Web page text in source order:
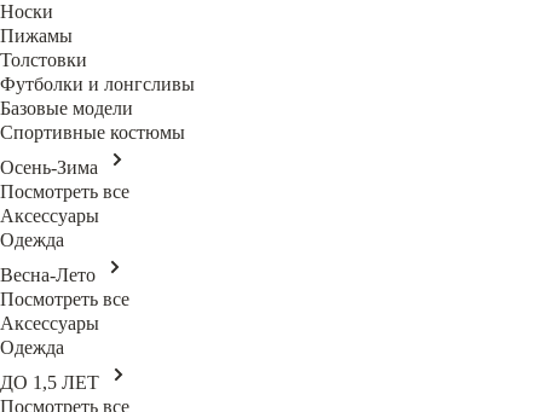
Носки
Пижамы
Толстовки
Футболки и лонгсливы
Базовые модели
Спортивные костюмы
Осень-Зима
Посмотреть все
Аксессуары
Одежда
Весна-Лето
Посмотреть все
Аксессуары
Одежда
ДО 1,5 ЛЕТ
Посмотреть все